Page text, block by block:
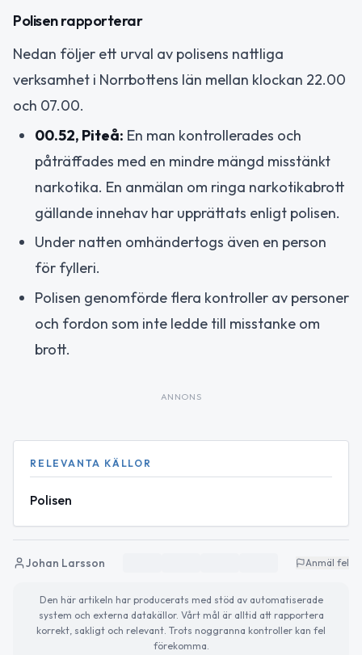
Polisen rapporterar
Nedan följer ett urval av polisens nattliga
verksamhet i Norrbottens län mellan klockan 22.00
och 07.00.
00.52, Piteå: En man kontrollerades och
påträffades med en mindre mängd misstänkt
narkotika. En anmälan om ringa narkotikabrott
gällande innehav har upprättats enligt polisen.
Under natten omhändertogs även en person
för fylleri.
Polisen genomförde flera kontroller av personer
och fordon som inte ledde till misstanke om
brott.
ANNONS
RELEVANTA KÄLLOR
Polisen
Johan Larsson Anmäl fel
Den här artikeln har producerats med stöd av automatiserade
system och externa datakällor. Vårt mål är alltid att rapportera
korrekt, sakligt och relevant. Trots noggranna kontroller kan fel
förekomma.